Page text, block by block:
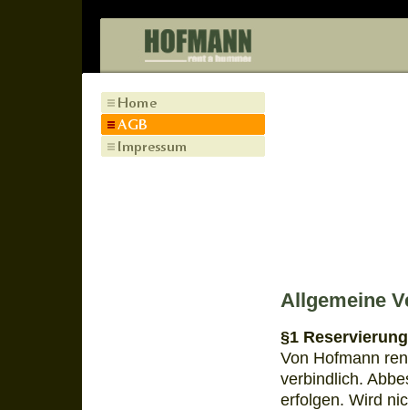
Allgemeine
§1 Reservierung
Von Hofmann
verbindlich.
erfolgen. Wird